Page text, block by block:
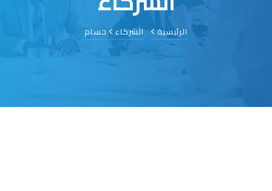
الرئيسية الشركاء حسام